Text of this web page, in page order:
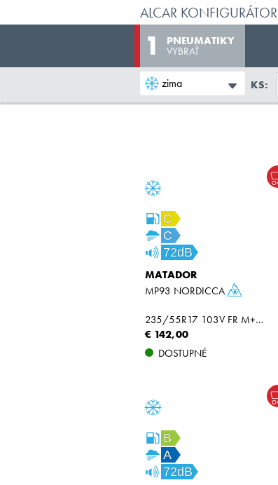
ALCAR KONFIGURÁTOR
PNEUMATIKY
VYBRAŤ
zima KS:
C
C
72dB
MATADOR
MP93 NORDICCA
235/55R17 103V FR M+S XL
€ 142,00
DOSTUPNÉ
B
A
72dB